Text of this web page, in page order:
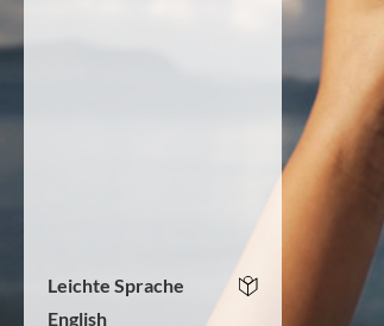
Leichte Sprache
English